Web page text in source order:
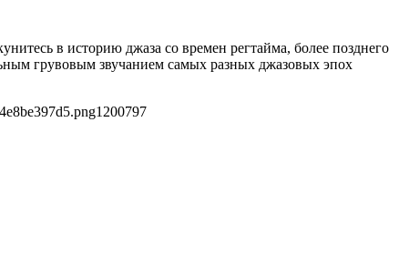
в историю джаза со времен регтайма, более позднего
грувовым звучанием самых разных джазовых эпох
1200797